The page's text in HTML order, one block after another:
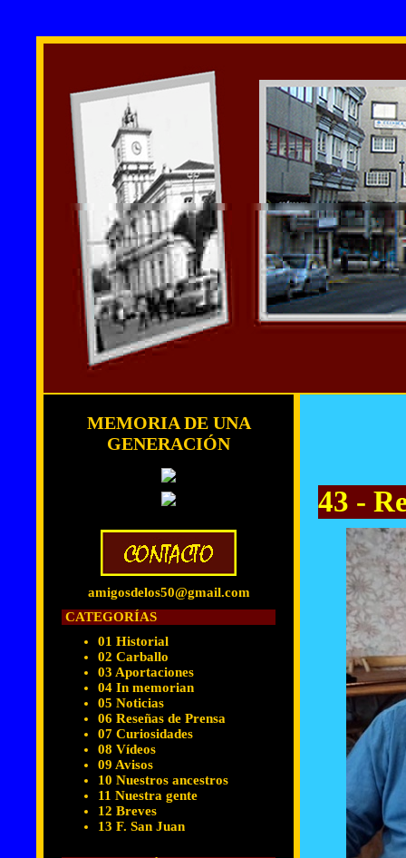
MEMORIA DE UNA
GENERACIÓN
amigosdelos50@gmail.com
CATEGORÍAS
01 Historial
02 Carballo
03 Aportaciones
04 In memorian
05 Noticias
06 Reseñas de Prensa
07 Curiosidades
08 Vídeos
09 Avisos
10 Nuestros ancestros
11 Nuestra gente
12 Breves
13 F. San Juan
43 -